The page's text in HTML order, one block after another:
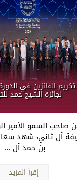
الفائزين في
لجائزة الشيح حمد
صاحب السمو الأمير
آل ثاني، شهد
بن حمد آل ...
إقرأ المزيد